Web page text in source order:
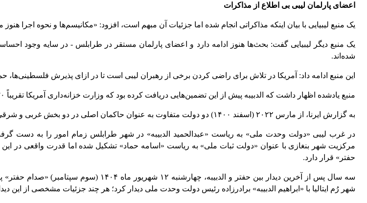
اعضای پارلمان لیبی بی اطلاع از مذاکرات
یک منبع لیبیایی با بیان اینکه مذاکراتی انجام شده اما جزئیات آن مبهم است، افزود: «مکانیسم‌ها و نحوه اجرا
یک منبع دیگر لیبیایی گفت: بحث‌ها هنوز ادامه دارد و اعضای پارلمان مستقر در طرابلس - در سایه
شده‌اند.
این منبع ادامه داد: آمریکا در تلاش برای راضی کردن برخی از رهبران لیبی است تا در ازای پذیرش فلسطینی‌ها،
منبع یادشده اظهار داشت که الدبیبه پیش از این تضمین‌هایی دریافت کرده بود که وزارت خزانه‌داری آمریکا تقریباً ۳۰ میلیارد دلار از دارایی‌های مسدود شده لیبی را آزاد خواهد کرد
به گزارش ایرنا، از مارس ۲۰۲۲ (اسفند ۱۴۰۰) دو دولت متفاوت به عنوان حاکمان اصلی در دو بخش غربی و شرقی لیبی ظهور کرده‌اند
در غرب لیبی «دولت وحدت ملی» به ریاست «عبدالحمید الدبیبه» در شهر طرابلس زمام امور را به
مرکزیت شهر بنغازی با عنوان «دولت ثبات ملی» به ریاست «اسامه حماد» تشکیل شده اما قدرت واقعی در
حفتر» قرار دارد.
سه سال پس از آخرین دیدار بین حفتر و الدبیبه،
شهر رُم ایتالیا با «ابراهیم الدبیبه» برادرزاده رئیس دولت وحدت ملی دیدار کرد؛ هر چند جزئیات مشخصی از این